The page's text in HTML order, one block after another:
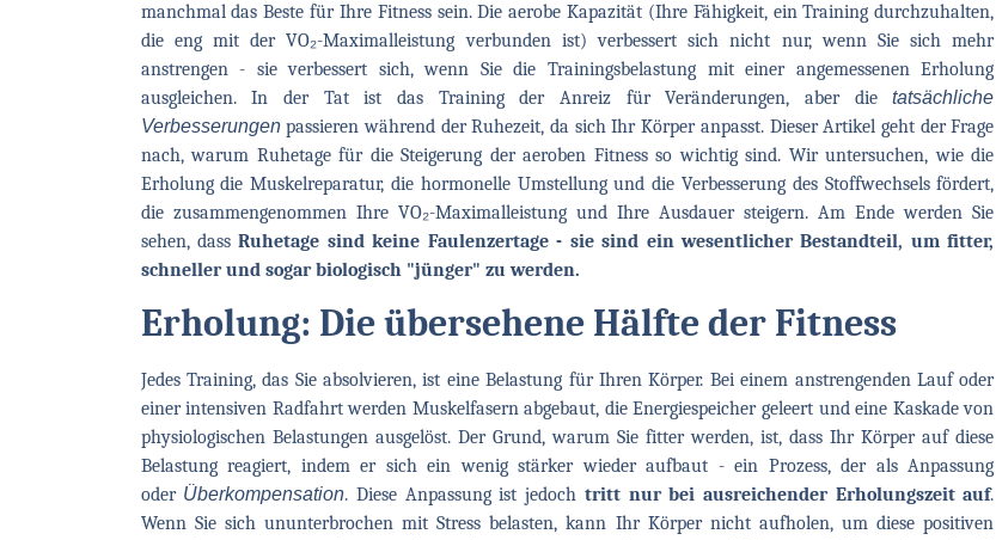
manchmal das Beste für Ihre Fitness sein. Die aerobe Kapazität (Ihre Fähigkeit, ein Training durchzuhalten,
die eng mit der VO₂-Maximalleistung verbunden ist) verbessert sich nicht nur, wenn Sie sich mehr
anstrengen - sie verbessert sich, wenn Sie die Trainingsbelastung mit einer angemessenen Erholung
ausgleichen. In der Tat ist das Training der Anreiz für Veränderungen, aber dietatsächliche
Verbesserungenpassieren während der Ruhezeit, da sich Ihr Körper anpasst. Dieser Artikel geht der Frage
nach, warum Ruhetage für die Steigerung der aeroben Fitness so wichtig sind. Wir untersuchen, wie die
Erholung die Muskelreparatur, die hormonelle Umstellung und die Verbesserung des Stoffwechsels fördert,
die zusammengenommen Ihre VO₂-Maximalleistung und Ihre Ausdauer steigern. Am Ende werden Sie
sehen, dassRuhetage sind keine Faulenzertage - sie sind ein wesentlicher Bestandteil, um fitter,
schneller und sogar biologisch "jünger" zu werden.
Erholung: Die übersehene Hälfte der Fitness
Jedes Training, das Sie absolvieren, ist eine Belastung für Ihren Körper. Bei einem anstrengenden Lauf oder
einer intensiven Radfahrt werden Muskelfasern abgebaut, die Energiespeicher geleert und eine Kaskade von
physiologischen Belastungen ausgelöst. Der Grund, warum Sie fitter werden, ist, dass Ihr Körper auf diese
Belastung reagiert, indem er sich ein wenig stärker wieder aufbaut - ein Prozess, der als Anpassung
oder Überkompensation. Diese Anpassung ist jedoch tritt nur bei ausreichender Erholungszeit auf.
Wenn Sie sich ununterbrochen mit Stress belasten, kann Ihr Körper nicht aufholen, um diese positiven